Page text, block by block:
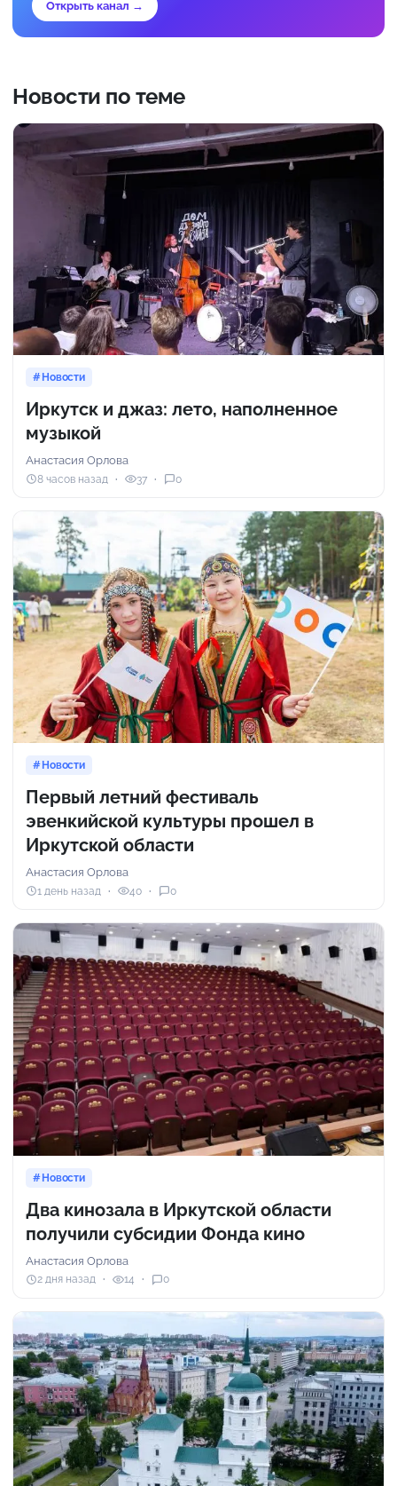
Открыть канал →
Новости по теме
Новости
Иркутск и джаз: лето, наполненное
музыкой
Анастасия Орлова
8 часов назад 37 0
Новости
Первый летний фестиваль
эвенкийской культуры прошел в
Иркутской области
Анастасия Орлова
1 день назад 40 0
Новости
Два кинозала в Иркутской области
получили субсидии Фонда кино
Анастасия Орлова
2 дня назад 14 0